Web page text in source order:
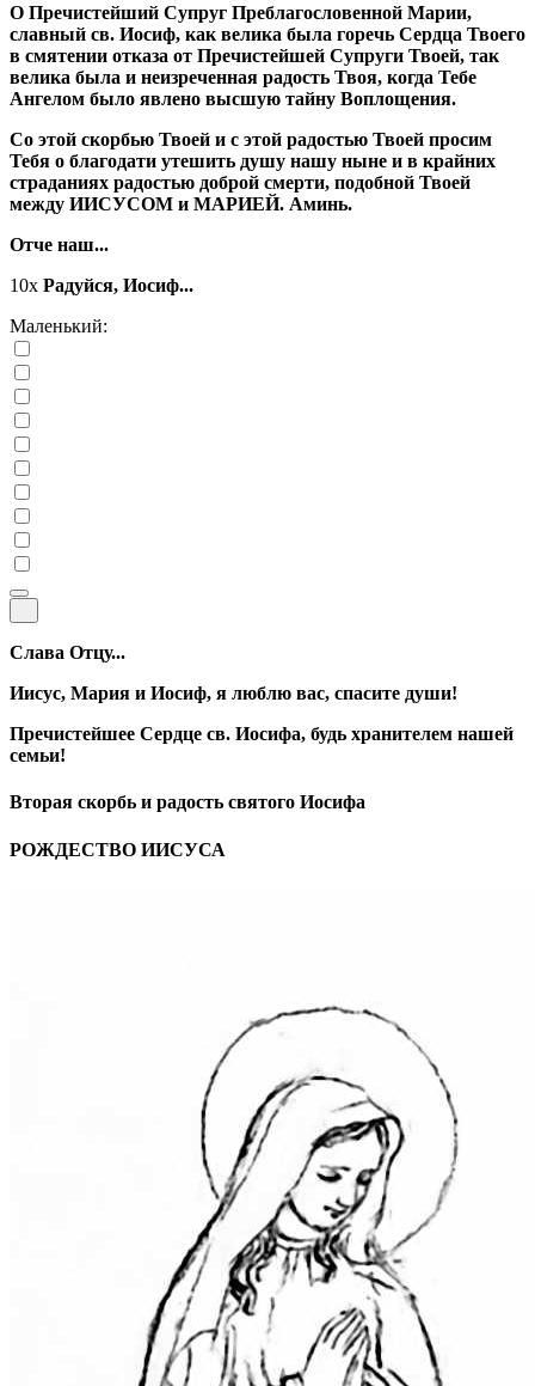
О Пречистейший Супруг Преблагословенной Марии,
славный св. Иосиф, как велика была горечь Сердца Твоего
в смятении отказа от Пречистейшей Супруги Твоей, так
велика была и неизреченная радость Твоя, когда Тебе
Ангелом было явлено высшую тайну Воплощения.
Со этой скорбью Твоей и с этой радостью Твоей просим
Тебя о благодати утешить душу нашу ныне и в крайних
страданиях радостью доброй смерти, подобной Твоей
между ИИСУСОМ и МАРИЕЙ. Аминь.
Отче наш...
10x Радуйся, Иосиф...
Маленький:
Слава Отцу...
Иисус, Мария и Иосиф, я люблю вас, спасите души!
Пречистейшее Сердце св. Иосифа, будь хранителем нашей
семьи!
Вторая скорбь и радость святого Иосифа
РОЖДЕСТВО ИИСУСА